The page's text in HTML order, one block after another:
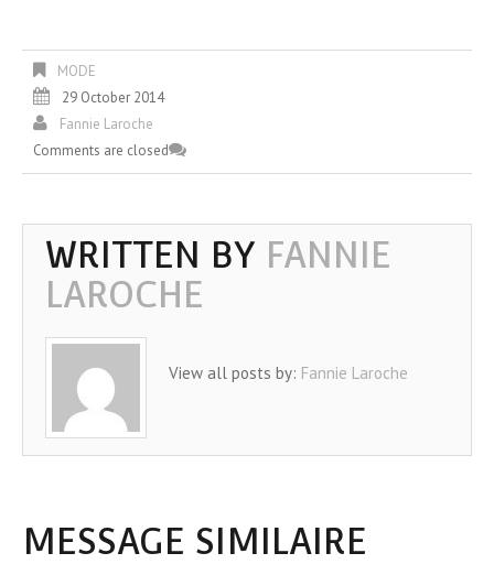
MODE
29 October 2014
Fannie Laroche
Comments are closed
WRITTEN BY FANNIE
LAROCHE
View all posts by: Fannie Laroche
MESSAGE SIMILAIRE